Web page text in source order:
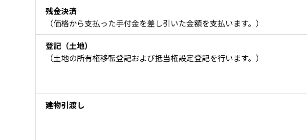
残金決済
（価格から支払った手付金を差し引いた金額を支払います。）
登記（土地）
（土地の所有権移転登記および抵当権設定登記を行います。）
建物引渡し